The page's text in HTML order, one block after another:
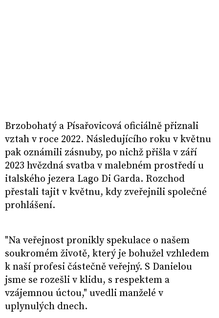
Brzobohatý a Písařovicová oficiálně přiznali
vztah v roce 2022. Následujícího roku v květnu
pak oznámili zásnuby, po nichž přišla v září
2023 hvězdná svatba v malebném prostředí u
italského jezera Lago Di Garda. Rozchod
přestali tajit v květnu, kdy zveřejnili společné
prohlášení.
"Na veřejnost pronikly spekulace o našem
soukromém životě, který je bohužel vzhledem
k naší profesi částečně veřejný. S Danielou
jsme se rozešli v klidu, s respektem a
vzájemnou úctou," uvedli manželé v
uplynulých dnech.